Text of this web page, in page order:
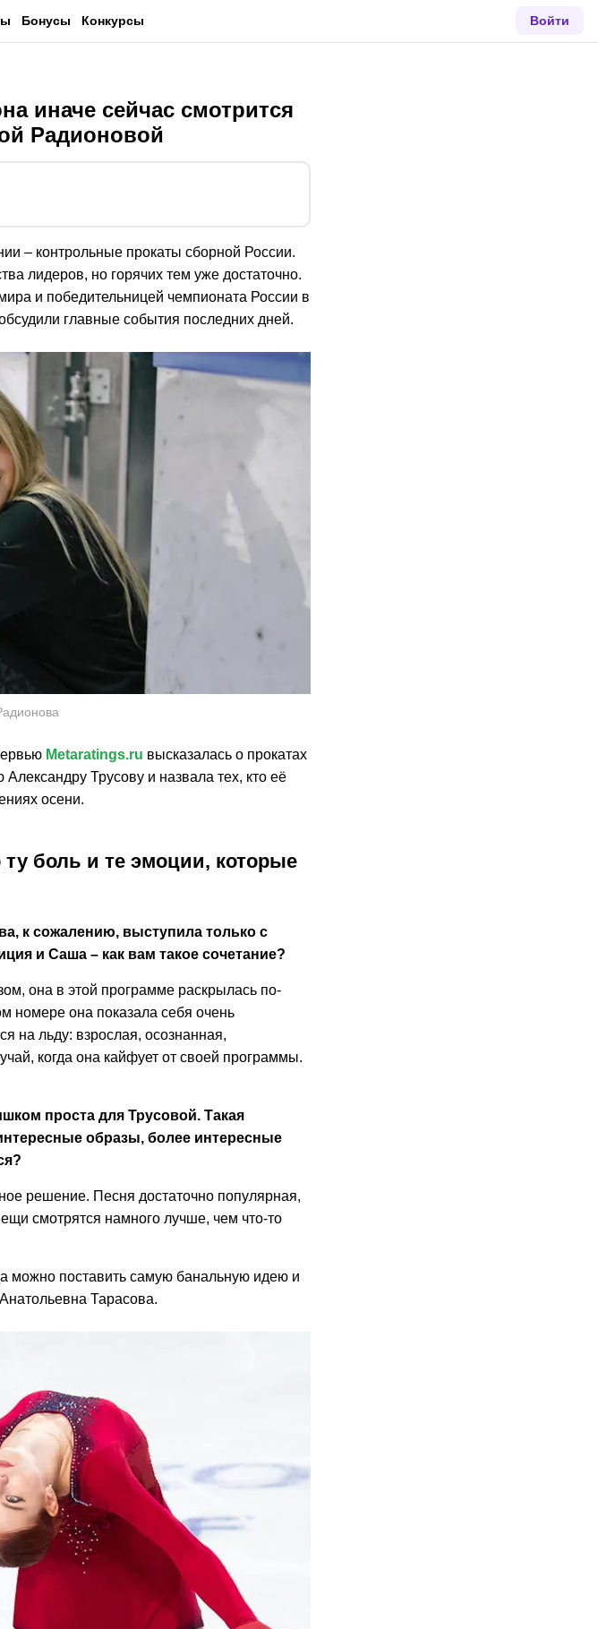
Бонусы Конкурсы Войти
иначе сейчас смотрится
Радионовой
– контрольные прокаты сборной России.
лидеров, но горячих тем уже достаточно.
и победительницей чемпионата России в
главные события последних дней.
Metaratings.ru высказалась о прокатах
Трусову и назвала тех, кто её
осени.
ту боль и те эмоции, которые
к сожалению, выступила только с
и Саша – как вам такое сочетание?
она в этой программе раскрылась по-
номере она показала себя очень
на льду: взрослая, осознанная,
когда она кайфует от своей программы.
проста для Трусовой. Такая
образы, более интересные
решение. Песня достаточно популярная,
смотрятся намного лучше, чем что-то
можно поставить самую банальную идею и
Тарасова.